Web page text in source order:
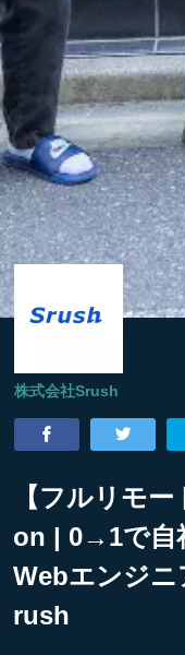
株式会社Srush
【フルリモ
on | 0→1で自
Webエンジ
rush